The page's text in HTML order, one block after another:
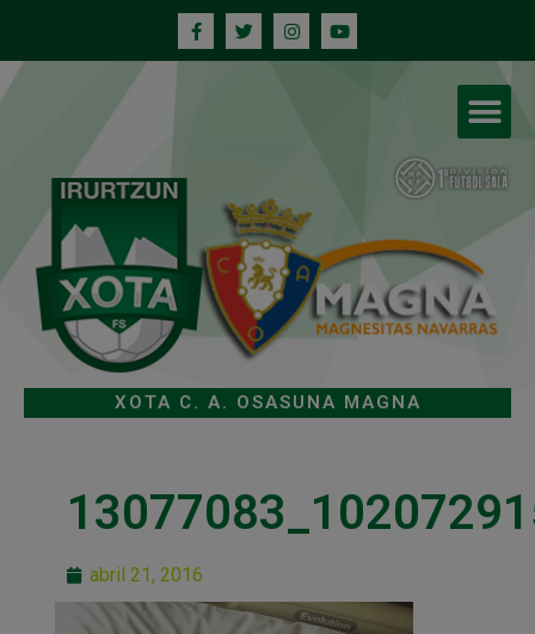
XOTA C. A. OSASUNA MAGNA
abril 21, 2016